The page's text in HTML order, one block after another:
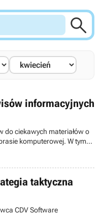

informacyjnych
do ciekawych materiałów o
komputerowej. W tym
ciekawych perełek
of Might & Magic.
taktyczna
CDV Software